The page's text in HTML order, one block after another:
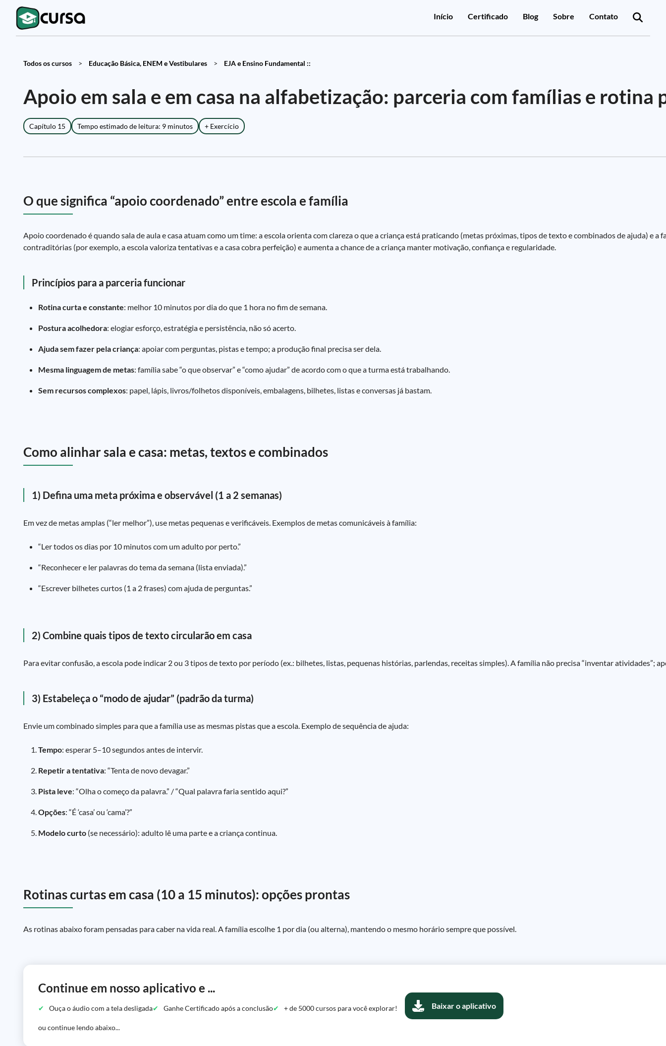
Início Certificado Blog Sobre Contato
Todos os cursos > Educação Básica, ENEM e Vestibulares > EJA e Ensino Fundamental ::
Apoio em sala e em casa na alfabetização: parceria com famílias e rotina
Capítulo 15 Tempo estimado de leitura: 9 minutos + Exercício
O que significa “apoio coordenado” entre escola e família
Apoio coordenado é quando sala de aula e casa atuam como um time: a escola orienta com clareza o que a criança está praticando (metas próximas, tipos de texto e combinados de ajuda)
contraditórias (por exemplo, a escola valoriza tentativas e a casa cobra perfeição) e aumenta a chance de a criança manter motivação, confiança e regularidade.
Princípios para a parceria funcionar
Rotina curta e constante: melhor 10 minutos por dia do que 1 hora no fim de semana.
Postura acolhedora: elogiar esforço, estratégia e persistência, não só acerto.
Ajuda sem fazer pela criança: apoiar com perguntas, pistas e tempo; a produção final precisa ser dela.
Mesma linguagem de metas: família sabe “o que observar” e “como ajudar” de acordo com o que a turma está trabalhando.
Sem recursos complexos: papel, lápis, livros/folhetos disponíveis, embalagens, bilhetes, listas e conversas já bastam.
Como alinhar sala e casa: metas, textos e combinados
1) Defina uma meta próxima e observável (1 a 2 semanas)
Em vez de metas amplas (“ler melhor”), use metas pequenas e verificáveis. Exemplos de metas comunicáveis à família:
“Ler todos os dias por 10 minutos com um adulto por perto.”
“Reconhecer e ler palavras do tema da semana (lista enviada).”
“Escrever bilhetes curtos (1 a 2 frases) com ajuda de perguntas.”
2) Combine quais tipos de texto circularão em casa
Para evitar confusão, a escola pode indicar 2 ou 3 tipos de texto por período (ex.: bilhetes, listas, pequenas histórias, parlendas, receitas simples). A família não precisa “inventar atividades”;
3) Estabeleça o “modo de ajudar” (padrão da turma)
Envie um combinado simples para que a família use as mesmas pistas que a escola. Exemplo de sequência de ajuda:
Tempo: esperar 5–10 segundos antes de intervir.
Repetir a tentativa: “Tenta de novo devagar.”
Pista leve: “Olha o começo da palavra.” / “Qual palavra faria sentido aqui?”
Opções: “É ‘casa’ ou ‘cama’?”
Modelo curto (se necessário): adulto lê uma parte e a criança continua.
Rotinas curtas em casa (10 a 15 minutos): opções prontas
As rotinas abaixo foram pensadas para caber na vida real. A família escolhe 1 por dia (ou alterna), mantendo o mesmo horário sempre que possível.
Continue em nosso aplicativo e ...
Ouça o áudio com a tela desligada Ganhe Certificado após a conclusão + de 5000 cursos para você explorar!
ou continue lendo abaixo...
Baixar o aplicativo